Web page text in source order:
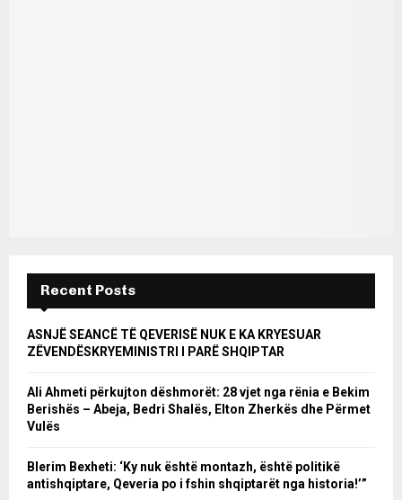
Recent Posts
ASNJË SEANCË TË QEVERISË NUK E KA KRYESUAR
ZËVENDËSKRYEMINISTRI I PARË SHQIPTAR
Ali Ahmeti përkujton dëshmorët: 28 vjet nga rënia e Bekim
Berishës – Abeja, Bedri Shalës, Elton Zherkës dhe Përmet
Vulës
Blerim Bexheti: ‘Ky nuk është montazh, është politikë
antishqiptare, Qeveria po i fshin shqiptarët nga historia!’”